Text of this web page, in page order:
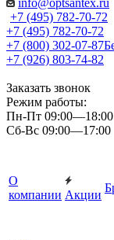
info@optsantex.ru
+7 (495) 782-70-72
+7 (495) 782-70-72
+7 (800) 302-07-87
+7 (926) 803-74-82
Заказать звонок
Режим работы:
Пн-Пт 09:00—18:00
Сб-Вс 09:00—17:00
О
компании Акции